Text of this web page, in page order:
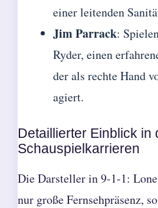
einer leitenden
Jim Parrack:
Ryder, einen
der als rechte Hand
agiert.
Detaillierter Einblick in
Schauspielkarrieren
Die Darsteller in 9-1-1:
nur große Fernsehpräsenz,